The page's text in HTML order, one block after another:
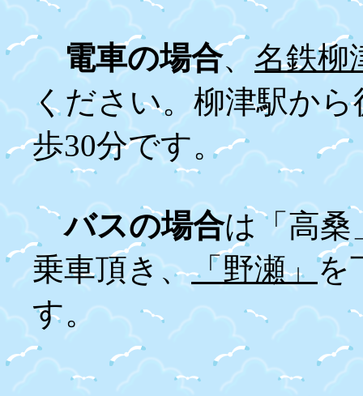
電車の場合、 名鉄柳
ください。柳津駅か
歩30分です。
バスの場合は「高桑
乗車頂き、「野瀬」を
す。